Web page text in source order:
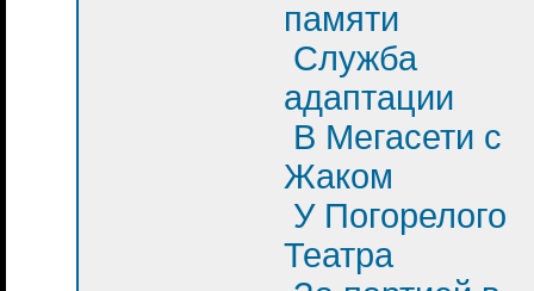
памяти
Служба
адаптации
В Мегасети с
Жаком
У Погорелого
Театра